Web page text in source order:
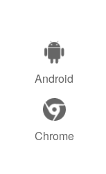
Android
Chrome